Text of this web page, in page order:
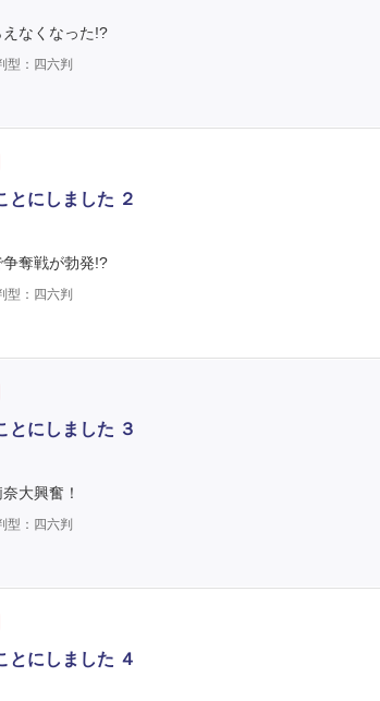
なくなった!?
型：四六判
とにしました ２
奪戦が勃発!?
型：四六判
とにしました ３
大興奮！
型：四六判
とにしました ４